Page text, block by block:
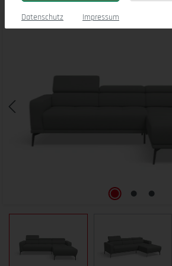
Bildergalerie überspringen
Datenschutz Impressum